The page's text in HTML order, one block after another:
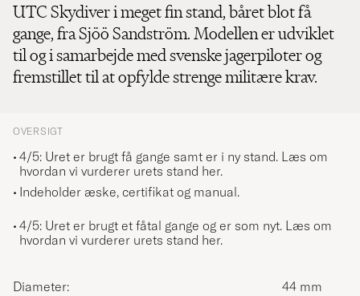
UTC Skydiver i meget fin stand, båret blot få
gange, fra Sjöö Sandström. Modellen er udviklet
til og i samarbejde med svenske jagerpiloter og
fremstillet til at opfylde strenge militære krav.
OVERSIGT
4/5: Uret er brugt få gange samt er i ny stand. Læs om
hvordan vi vurderer urets stand her.
Indeholder æske, certifikat og manual.
4/5: Uret er brugt et fåtal gange og er som nyt. Læs om
hvordan vi vurderer urets stand her.
Diameter:
44 mm